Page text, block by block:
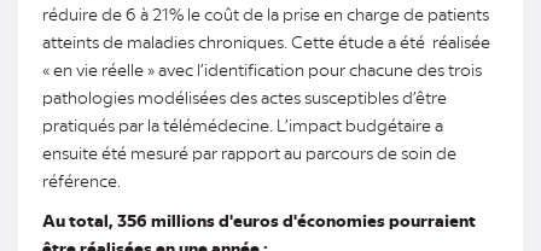
réduire de 6 à 21% le coût de la prise en charge de patients
atteints de maladies chroniques. Cette étude a été réalisée
« en vie réelle » avec l’identification pour chacune des trois
pathologies modélisées des actes susceptibles d’être
pratiqués par la télémédecine. L’impact budgétaire a
ensuite été mesuré par rapport au parcours de soin de
référence.
Au total, 356 millions d'euros d'économies pourraient